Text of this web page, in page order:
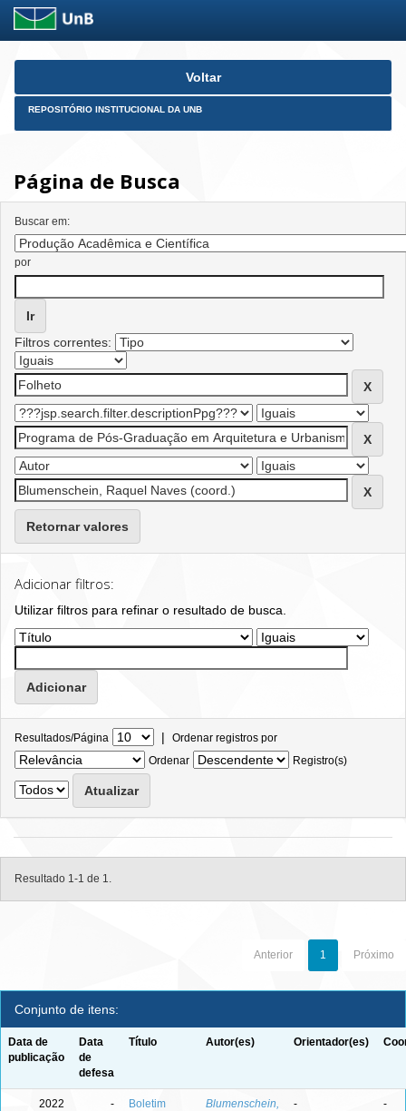
Skip
Voltar
REPOSITÓRIO INSTITUCIONAL DA UNB
Página de Busca
Buscar em:
por
Filtros correntes:
Retornar valores
Adicionar filtros:
Utilizar filtros para refinar o resultado de busca.
Resultados/Página | Ordenar registros por
Ordenar
Registro(s)
Resultado 1-1 de 1.
Anterior 1 Próximo
Conjunto de itens:
Data de
publicação
Data
de
defesa
Título Autor(es) Orientador(es)
2022 -
Boletim
Blumenschein,
- -